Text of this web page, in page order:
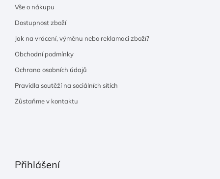
Vše o nákupu
Dostupnost zboží
Jak na vrácení, výměnu nebo reklamaci zboží?
Obchodní podmínky
Ochrana osobních údajů
Pravidla soutěží na sociálních sítích
Zůstaňme v kontaktu
Přihlášení